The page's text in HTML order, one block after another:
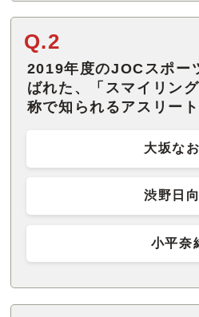
Q.2
2019年度のJOCスポー
ばれた、「スマイリン
称で知られるアスリー
大坂な
渋野日
小平奈